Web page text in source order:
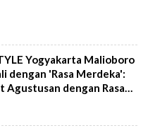
Yogyakarta Malioboro
dengan 'Rasa Merdeka':
Agustusan dengan Rasa